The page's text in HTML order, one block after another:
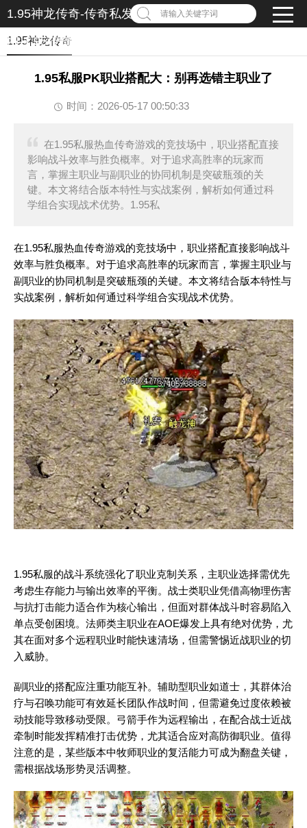
1.95神龙传奇-传奇私发服1.95-1.95传奇私服发布
网-1.95传奇私服
请输入关键字词
1.95神龙传奇
1.95私服PK职业搭配大：别再选错主职业了
时间：2026-05-17 00:50:33
在1.95私服热血传奇游戏的竞技场中，职业搭配直接
影响战斗效率与胜负概率。对于追求高胜率的玩家而
言，掌握主职业与副职业的协同机制是突破瓶颈的关
键。本文将结合版本特性与实战案例，解析如何通过科
学组合实现战术优势。1.95私
在1.95私服热血传奇游戏的竞技场中，职业搭配直接影响战斗
效率与胜负概率。对于追求高胜率的玩家而言，掌握主职业与
副职业的协同机制是突破瓶颈的关键。本文将结合版本特性与
实战案例，解析如何通过科学组合实现战术优势。
1.95私服的战斗系统强化了职业克制关系，主职业选择需优先
考虑生存能力与输出效率的平衡。战士类职业凭借高物理伤害
与抗打击能力适合作为核心输出，但面对群体战斗时容易陷入
单点受创困境。法师类主职业在AOE爆发上具有绝对优势，尤
其在面对多个远程职业时能快速清场，但需警惕近战职业的切
入威胁。
副职业的搭配应注重功能互补。辅助型职业如道士，其群体治
疗与召唤功能可有效延长团队作战时间，但需避免过度依赖被
动技能导致移动受限。弓箭手作为远程输出，在配合战士近战
牵制时能发挥精准打击优势，尤其适合应对高防御职业。值得
注意的是，某些版本中牧师职业的复活能力可成为翻盘关键，
需根据战场形势灵活调整。